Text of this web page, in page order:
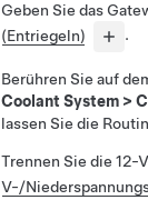
Geben Sie das
(Entriegeln)
.
Berühren Sie auf
Coolant System >
lassen Sie die
Trennen Sie die 12-
V-/